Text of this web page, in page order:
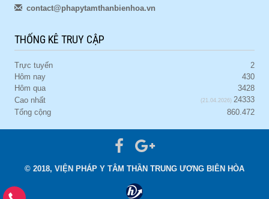
contact@phapytamthanbienhoa.vn
THỐNG KÊ TRUY CẬP
Trực tuyến
2
Hôm nay
430
Hôm qua
3428
Cao nhất
(21.04.2026) 24333
Tổng cộng
860.472
© 2018, VIỆN PHÁP Y TÂM THẦN TRUNG ƯƠNG BIÊN HÒA